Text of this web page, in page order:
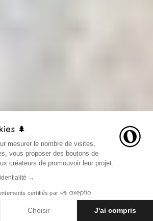
GUIDES
🌲
mesurer le nombre de visites,
vous proposer des boutons de
créateurs de promouvoir leur projet.
→
certifiés par
Choisir J'ai compris